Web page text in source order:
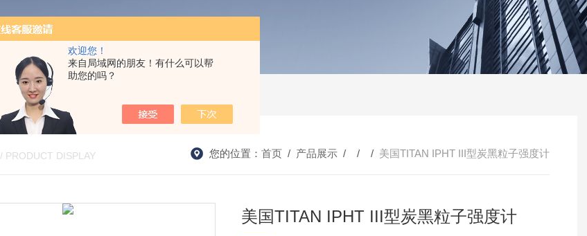
欢迎您！
来自局域网的朋友！有什么可以帮
助您的吗？
/ PRODUCT DISPLAY 您的位置： 首页 / 产品展示 / / / 美国TITAN IPHT III型炭黑粒子强度计
美国TITAN IPHT III型炭黑粒子强度计